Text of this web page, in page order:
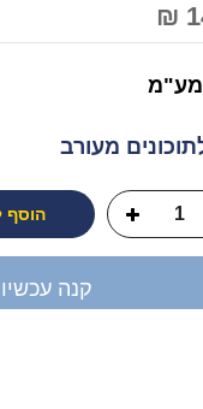
מע"מ
מעורב
הוסף
קנה עכשיו